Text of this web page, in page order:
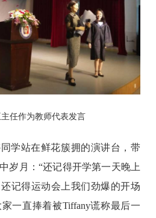
主任作为教师代表发言
学站在鲜花簇拥的演讲台，带
岁月： “还记得开学第一天晚上
记得运动会上我们劲爆的开场
一直捧着被Tiffany谎称最后一